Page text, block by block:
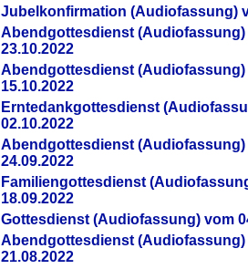
Jubelkonfirmation (Audiofassung)
Abendgottesdienst (Audiofassung)
23.10.2022
Abendgottesdienst (Audiofassung)
15.10.2022
Erntedankgottesdienst
02.10.2022
Abendgottesdienst (Audiofassung)
24.09.2022
Familiengottesdienst
18.09.2022
Gottesdienst (Audiofassung) vom
Abendgottesdienst (Audiofassung)
21.08.2022